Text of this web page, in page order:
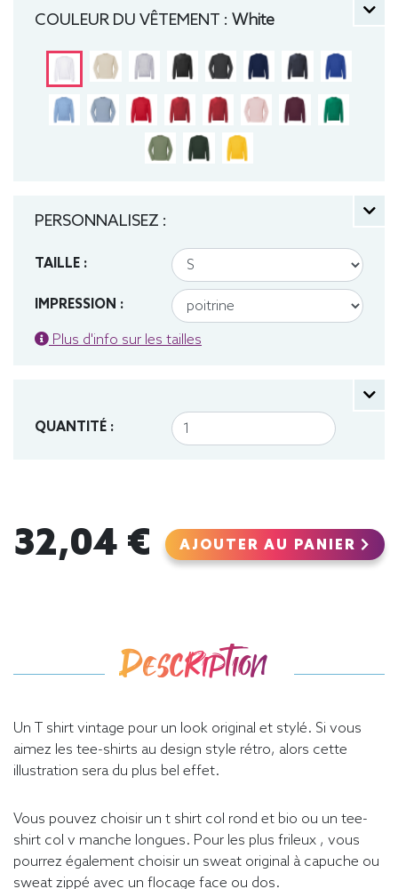
COULEUR DU VÊTEMENT : White
PERSONNALISEZ :
TAILLE :
IMPRESSION :
Plus d'info sur les tailles
QUANTITÉ :
32,04 € AJOUTER AU PANIER
Description
Un T shirt vintage pour un look original et stylé. Si vous
aimez les tee-shirts au design style rétro, alors cette
illustration sera du plus bel effet.
Vous pouvez choisir un t shirt col rond et bio ou un tee-
shirt col v manche longues. Pour les plus frileux , vous
pourrez également choisir un sweat original à capuche ou
sweat zippé avec un flocage face ou dos.